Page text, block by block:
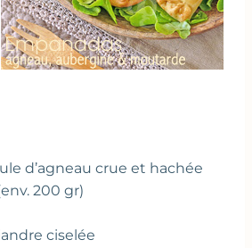
d’agneau crue et hachée
200 gr)
ciselée